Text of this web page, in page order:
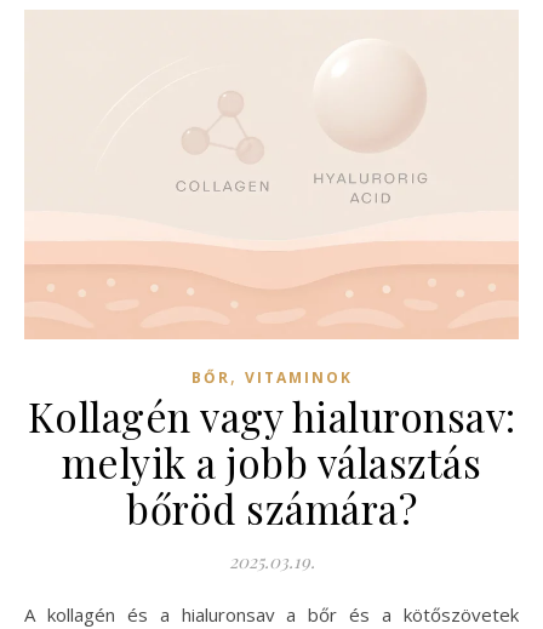
BŐR, VITAMINOK
Kollagén vagy hialuronsav:
melyik a jobb választás
bőröd számára?
2025.03.19.
A kollagén és a hialuronsav a bőr és a kötőszövetek